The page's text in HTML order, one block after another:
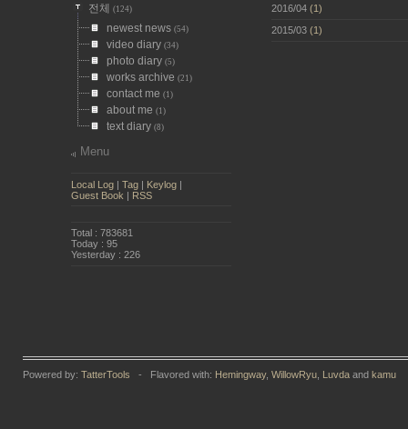
전체(124)
newest news(54)
video diary(34)
photo diary(5)
works archive(21)
contact me(1)
about me(1)
text diary(8)
Menu
Local Log |Tag | Keylog |
Guest Book | RSS
Total : 783681
Today : 95
Yesterday : 226
2016/04 (1)
2015/03 (1)
Powered by: TatterTools - Flavored with: Hemingway, WillowRyu, Luvdaand kamu